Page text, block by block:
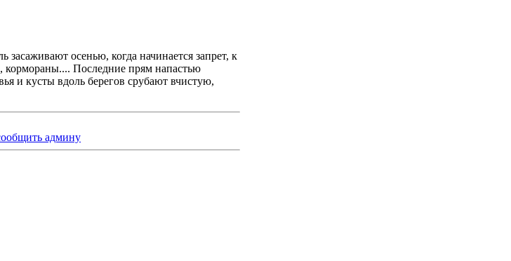
засаживают осенью, когда начинается запрет, к
кормораны.... Последние прям напастью
и кусты вдоль берегов срубают вчистую,
админу